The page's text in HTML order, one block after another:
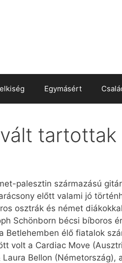
Egymásért
tartottak
palesztin származású
előtt valami jó
osztrák és német
Schönborn bécsi bíboros
Betlehemben élő fiatalok
volt a Cardiac Move
Bellon